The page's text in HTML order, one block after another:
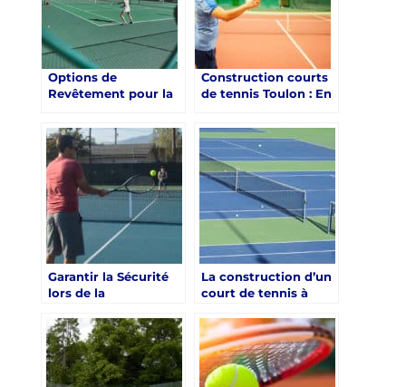
Options de
Revêtement pour la
Courts de Tennis à
Toulon Résistant aux
Fortes Chaleurs
Construction courts
de tennis Toulon : En
couleurs affecte-t-
elle l’apparence et la
fonctionnalité d’un
court de tennis à
Toulon?
Garantir la Sécurité
lors de la
Courts de Tennis à
Toulon pour les
Universités
La construction d’un
court de tennis à
clé du
développement
urbain